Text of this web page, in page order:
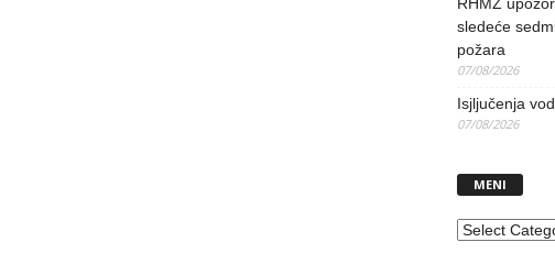
sledeće
požara
07/08/2026
Isjljučenja
07/08/2026
MENI
MENI